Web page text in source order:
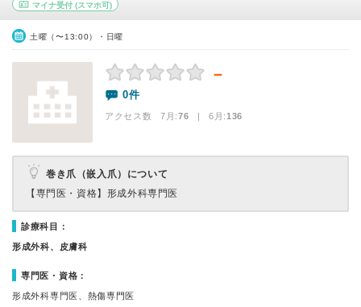
マイナ受付 (スマホ可)
土曜（〜13:00）・日曜
－
0件
アクセス数 7月:76 | 6月:136
巻き爪（嵌入爪）について
【専門医・資格】 形成外科専門医
診療科目：
形成外科、皮膚科
専門医・資格：
形成外科専門医、熱傷専門医